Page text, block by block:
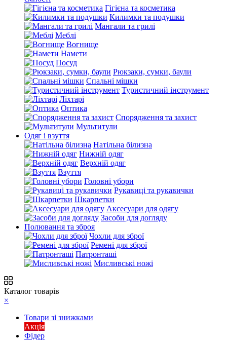
Гігієна та косметика
Килимки та подушки
Мангали та грилі
Меблі
Вогнище
Намети
Посуд
Рюкзаки, сумки, баули
Спальні мішки
Туристичний інструмент
Ліхтарі
Оптика
Спорядження та захист
Мультитули
Одяг і взуття
Натільна білизна
Нижній одяг
Верхній одяг
Взуття
Головні убори
Рукавиці та рукавички
Шкарпетки
Аксесуари для одягу
Засоби для догляду
Полювання та зброя
Чохли для зброї
Ремені для зброї
Патронташі
Мисливські ножі
Каталог товарів
×
Товари зі знижками
Акція
Фідер